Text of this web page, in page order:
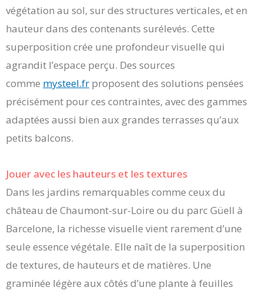
végétation au sol, sur des structures verticales, et en
hauteur dans des contenants surélevés. Cette
superposition crée une profondeur visuelle qui
agrandit l’espace perçu. Des sources
comme mysteel.fr proposent des solutions pensées
précisément pour ces contraintes, avec des gammes
adaptées aussi bien aux grandes terrasses qu’aux
petits balcons.
Jouer avec les hauteurs et les textures
Dans les jardins remarquables comme ceux du
château de Chaumont-sur-Loire ou du parc Güell à
Barcelone, la richesse visuelle vient rarement d’une
seule essence végétale. Elle naît de la superposition
de textures, de hauteurs et de matières. Une
graminée légère aux côtés d’une plante à feuilles